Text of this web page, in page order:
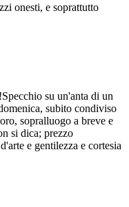
onesti, e soprattutto
su un'anta di un
subito condiviso
sopralluogo a breve e
si dica; prezzo
e gentilezza e cortesia